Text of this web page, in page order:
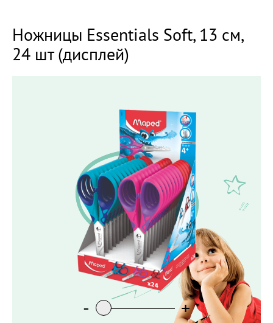
Ножницы Essentials Soft, 13 см,
24 шт (дисплей)
- +
- +